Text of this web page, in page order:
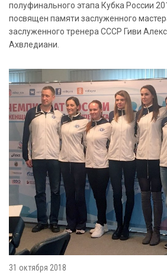
полуфинального этапа Кубка России
посвящен памяти заслуженного
заслуженного тренера СССР Гиви
Ахвледиани.
31 октября 2018